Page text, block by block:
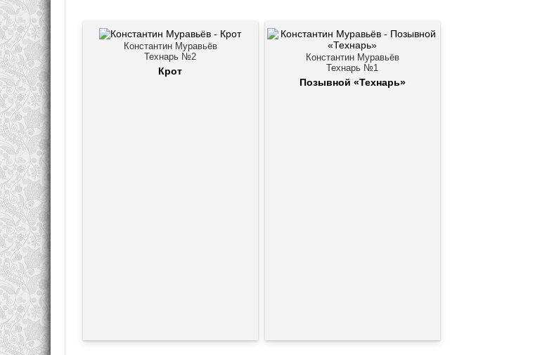
Константин Муравьёв
Технарь №2
Крот
Константин Муравьёв
Технарь №1
Позывной «Технарь»